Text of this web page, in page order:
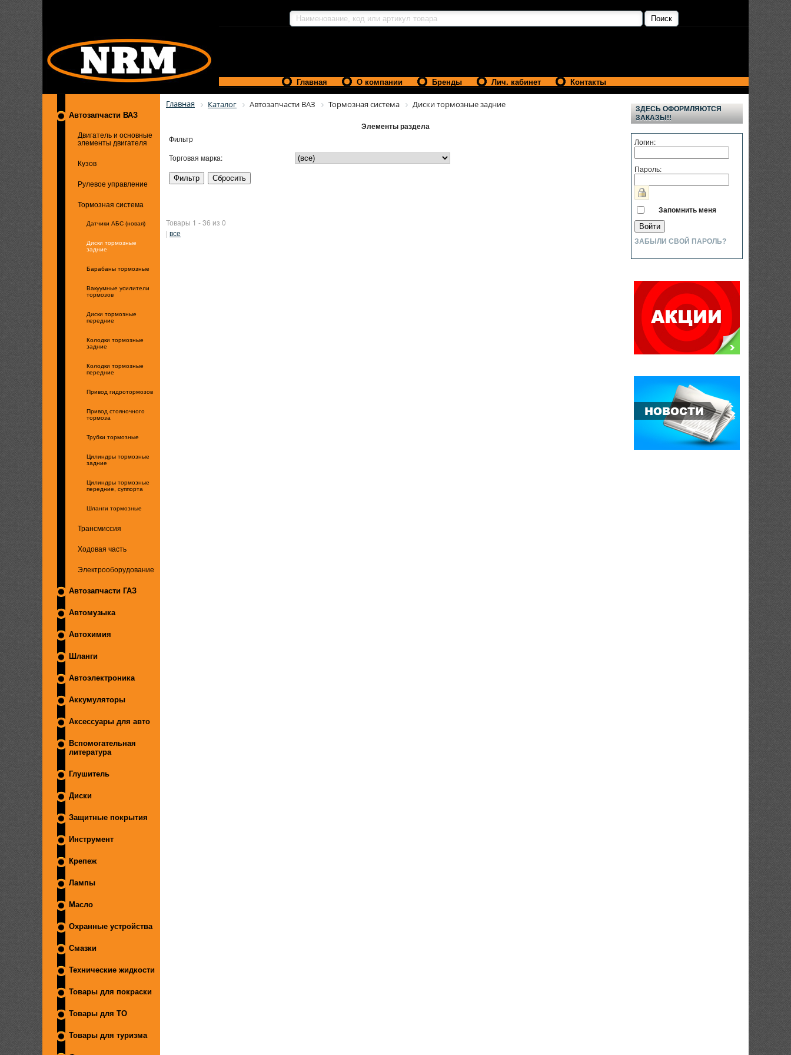
Главная О компании Бренды Лич. кабинет Контакты
Автозапчасти ВАЗ
Двигатель и основные
элементы двигателя
Кузов
Рулевое управление
Тормозная система
Датчики АБС (новая)
Диски тормозные
задние
Барабаны тормозные
Вакуумные усилители
тормозов
Диски тормозные
передние
Колодки тормозные
задние
Колодки тормозные
передние
Привод гидротормозов
Привод стояночного
тормоза
Трубки тормозные
Цилиндры тормозные
задние
Цилиндры тормозные
передние, суппорта
Шланги тормозные
Трансмиссия
Ходовая часть
Электрооборудование
Автозапчасти ГАЗ
Автомузыка
Автохимия
Шланги
Автоэлектроника
Аккумуляторы
Аксессуары для авто
Вспомогательная
литература
Глушитель
Диски
Защитные покрытия
Инструмент
Крепеж
Лампы
Масло
Охранные устройства
Смазки
Технические жидкости
Товары для покраски
Товары для ТО
Товары для туризма
Главная Каталог Автозапчасти ВАЗ Тормозная система Диски тормозные задние
Элементы раздела
Фильтр
Торговая марка:
Товары 1 - 36 из 0
| все
ЗДЕСЬ ОФОРМЛЯЮТСЯ
ЗАКАЗЫ!!
Логин:
Пароль:
Запомнить меня
ЗАБЫЛИ СВОЙ ПАРОЛЬ?